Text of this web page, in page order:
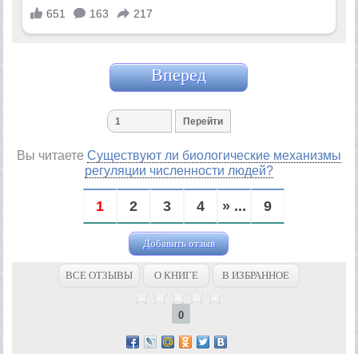
Вперед
Вы читаете Существуют ли биологические механизмы
регуляции численности людей?
1 2 3 4 » ... 9
Добавить отзыв
ВСЕ ОТЗЫВЫ О КНИГЕ В ИЗБРАННОЕ
0